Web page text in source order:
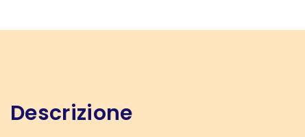
Descrizione